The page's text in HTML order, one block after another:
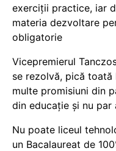
exerciții practice, iar
materia dezvoltare
obligatorie
Vicepremierul
se rezolvă, pică toată
multe promisiuni din
din educație și nu
Nu poate liceul
un Bacalaureat de